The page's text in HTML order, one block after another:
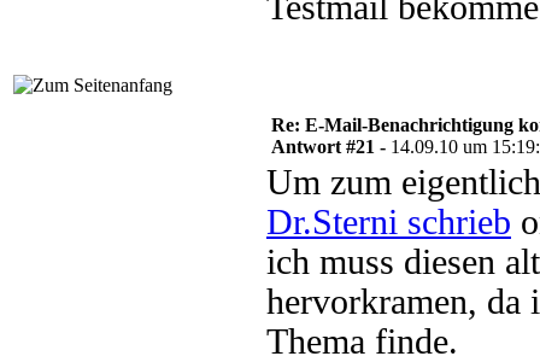
Re: E-Mail-Benachrichtigung
Antwort #21 - 14.09.10 um
Um zum
Dr.Sterni schrieb
ich muss diesen
hervorkramen, da
Thema finde.